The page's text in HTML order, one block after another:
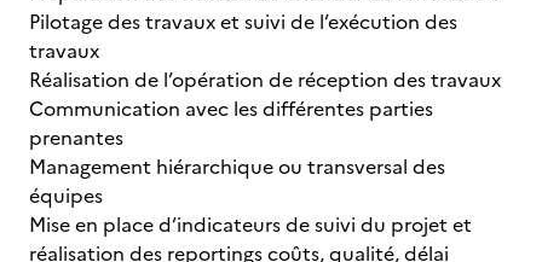
Pilotage des travaux et suivi de l’exécution des
travaux
Réalisation de l’opération de réception des travaux
Communication avec les différentes parties
prenantes
Management hiérarchique ou transversal des
équipes
Mise en place d’indicateurs de suivi du projet et
réalisation des reportings coûts, qualité, délai